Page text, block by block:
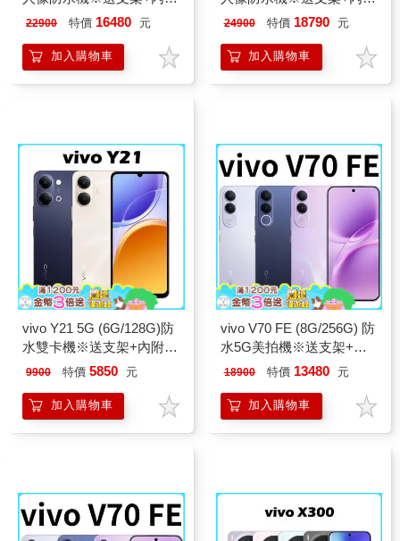
保護殼※
22900 特價 16480 元
加入購物車
保護殼※
24900 特價 18790 元
加入購物車
vivo Y21 5G (6G/128G)防
水雙卡機※送支架+內附保
護殼※
9900 特價 5850 元
加入購物車
vivo V70 FE (8G/256G) 防
水5G美拍機※送支架+內
附保護殼※
18900 特價 13480 元
加入購物車